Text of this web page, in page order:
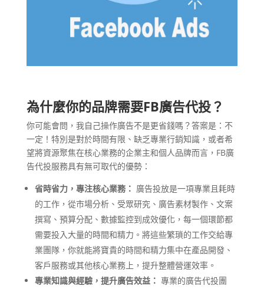
為什麼你的品牌需要FB廣告代投？
你可能會問，我自己操作廣告不是更省錢嗎？答案是：不
一定！特別是對於時間有限、缺乏專業行銷知識，或者希
望將資源聚焦在核心業務的企業主和個人品牌而言，FB廣
告代投服務具有無可取代的優勢：
省時省力，專注核心業務： 廣告投放是一項專業且耗時
的工作，從市場分析、受眾研究、廣告素材製作、文案
撰寫、預算分配、數據監控到成效優化，每一個環節都
需要投入大量的時間和精力。將這些繁瑣的工作交給專
業團隊，你就能將寶貴的時間和精力集中在產品開發、
客戶服務或其他核心業務上，提升整體營運效率。
專業知識與經驗，提升廣告效益： 專業的廣告代投團